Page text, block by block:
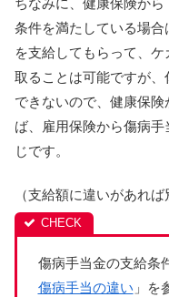
ちなみに、健康保険から
条件を満たしている場
を支給してもらって、
取ることは可能ですが、
できないので、健康保険
ば、雇用保険から傷病
じです。
（支給額に違いがあれば
傷病手当金の支給条
傷病手当の違い 」を